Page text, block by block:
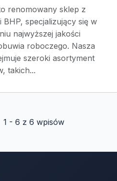
renomowany sklep z
BHP, specjalizujący się w
najwyższej jakości
roboczego. Nasza
szeroki asortyment
takich...
1 - 6 z 6 wpisów